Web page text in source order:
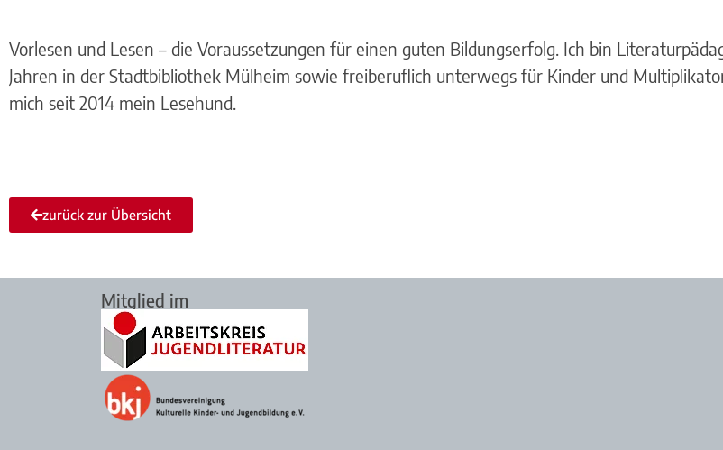
Vorlesen und Lesen – die Voraussetzungen für einen guten Bildungserfolg. Ich bin
Jahren in der Stadtbibliothek Mülheim sowie freiberuflich unterwegs für Kinder und
mich seit 2014 mein Lesehund.
zurück zur Übersicht
Mitglied im